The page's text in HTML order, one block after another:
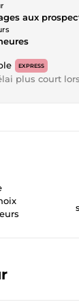
aux
EXPRESS
plus court